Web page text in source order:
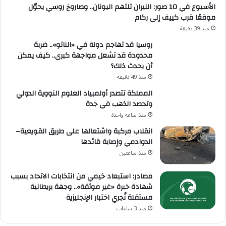
الأسبوع في 10 صور: النيران تلتهم اليونان.. وصاروخ روسي يحوّل
موقعًا قرب كييف إلى ركام
منذ 39 دقيقة
روسيا قد تهاجم دولة في «الناتو».. ضربة
محدودة قد تشعل مواجهة كبرى.. كيف يمكن
أن يحدث ذلك؟
منذ 49 دقيقة
المملكة تتصدر أولمبياد العلوم النووية الدولي
وتحصد الذهب في جدة
منذ ساعة واحدة
انقلاب مركبة واشتعالها على طريق القويعية–
الدوادمي وإصابة قائدها
منذ ساعتين
مصادر: استبعاد خيمي من انتخابات الاتحاد بسبب
شهادة خبرة «غير موثقة».. وجهة بريطانية
مستقلة تُجري اختبار الإنجليزية
منذ 3 ساعات